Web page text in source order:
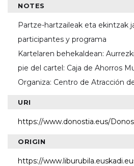
NOTES
Partze-hartzaileak eta ekintzak
participantes y programa
Kartelaren behekaldean:
pie del cartel: Caja de Ahorros
Organiza: Centro de Atracción
URI
https://www.donostia.eus/
ORIGIN
https://